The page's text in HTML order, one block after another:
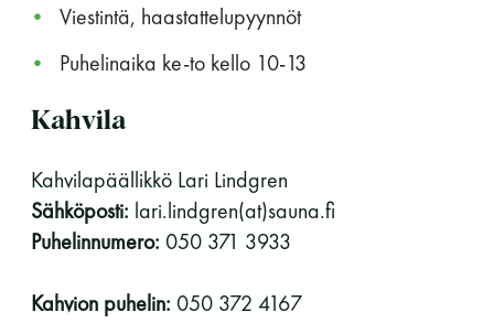
Hinnasto
Jäsen
Vieras jäsenen seurassa
Jäsenen lapsi 7-18 v.
11 saunomiskerran kortti
Viestintä, haastattelupyynnöt
Puhelinaika ke-to kello 10-13
Kahvila
Kahvilapäällikkö Lari Lindgren
Sähköposti: lari.lindgren(at)sauna.fi
Puhelinnumero: 050 371 3933
Kahvion puhelin: 050 372 4167